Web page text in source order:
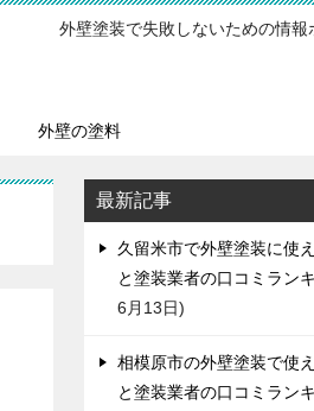
外壁塗装で失敗しないための情報
外壁の塗料
最新記事
久留米市で外壁塗装に使
と塗装業者の口コミラン
6月13日
相模原市の外壁塗装で使
と塗装業者の口コミラン